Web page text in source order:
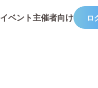
イベント主催者向け ロ